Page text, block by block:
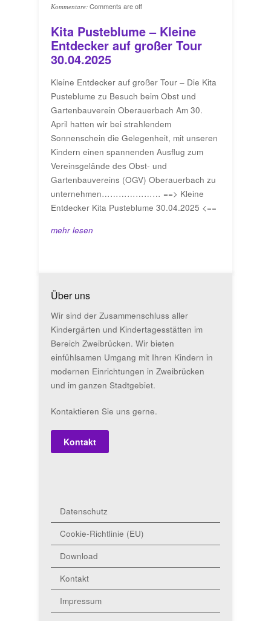
Kommentare: Comments are off
Kita Pusteblume – Kleine
Entdecker auf großer Tour
30.04.2025
Kleine Entdecker auf großer Tour – Die Kita
Pusteblume zu Besuch beim Obst und
Gartenbauverein Oberauerbach Am 30.
April hatten wir bei strahlendem
Sonnenschein die Gelegenheit, mit unseren
Kindern einen spannenden Ausflug zum
Vereinsgelände des Obst- und
Gartenbauvereins (OGV) Oberauerbach zu
unternehmen………………… ==> Kleine
Entdecker Kita Pusteblume 30.04.2025 <==
mehr lesen
Über uns
Wir sind der Zusammenschluss aller
Kindergärten und Kindertagesstätten im
Bereich Zweibrücken. Wir bieten
einfühlsamen Umgang mit Ihren Kindern in
modernen Einrichtungen in Zweibrücken
und im ganzen Stadtgebiet.
Kontaktieren Sie uns gerne.
Kontakt
Datenschutz
Cookie-Richtlinie (EU)
Download
Kontakt
Impressum